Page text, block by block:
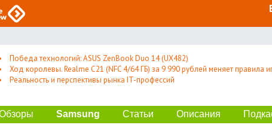
Победа технологий: ASUS ZenBook Duo 14 (UX482)
Ход королевы. Realme C21 (NFC 4/64 ГБ) за 9 990 рублей меняет правила
Реальность и перспективы рынка IT-профессий
Samsung Статьи Описания